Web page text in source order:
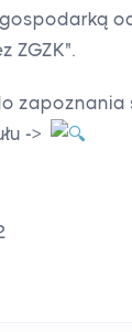
ZGZK".
zapoznania
->